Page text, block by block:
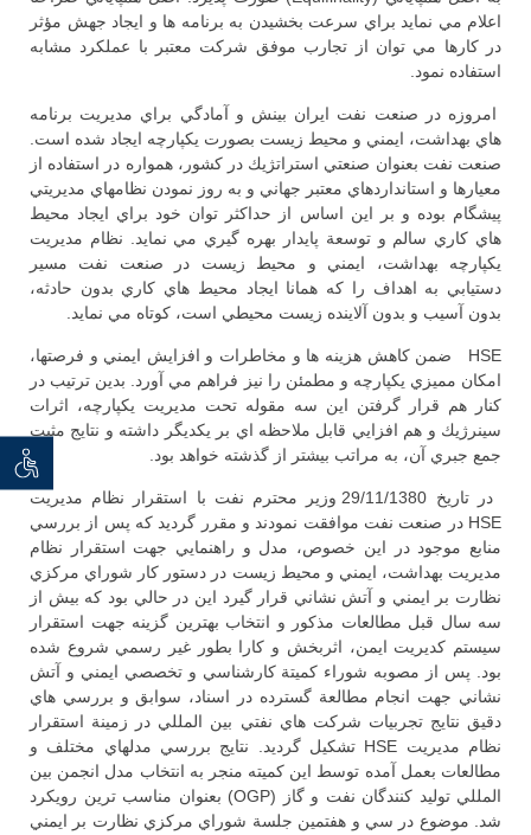
توان
اعلام مي نمايد براي سرعت بخشيدن به برنامه ها و ايجاد جهش مؤثر
در كارها مي توان از تجارب موفق شركت معتبر با عملكرد مشابه
استفاده نمود.
امروزه در صنعت نفت ايران بينش و آمادگي براي مديريت برنامه
هاي بهداشت، ايمني و محيط زيست بصورت يكپارچه ايجاد شده است.
صنعت نفت بعنوان صنعتي استراتژيك در كشور، همواره در استفاده از
معيارها و استانداردهاي معتبر جهاني و به روز نمودن نظامهاي مديريتي
پيشگام بوده و بر اين اساس از حداكثر توان خود براي ايجاد محيط
هاي كاري سالم و توسعة پايدار بهره گيري مي نمايد. نظام مديريت
يكپارچه بهداشت، ايمني و محيط زيست در صنعت نفت مسير
دستيابي به اهداف را كه همانا ايجاد محيط هاي كاري بدون حادثه،
بدون آسيب و بدون آلاينده زيست محيطي است، كوتاه مي نمايد.
HSE ضمن كاهش هزينه ها و مخاطرات و افزايش ايمني و فرصتها،
امكان مميزي يكپارچه و مطمئن را نيز فراهم مي آورد. بدين ترتيب در
كنار هم قرار گرفتن اين سه مقوله تحت مديريت يكپارچه، اثرات
سينرژيك و هم افزايي قابل ملاحظه اي بر يكديگر داشته و نتايج مثبت
جمع جبري آن، به مراتب بيشتر از گذشته خواهد بود.
در تاريخ 29/11/1380 وزير محترم نفت با استقرار نظام مديريت
HSE در صنعت نفت موافقت نمودند و مقرر گرديد كه پس از بررسي
منابع موجود در اين خصوص، مدل و راهنمايي جهت استقرار نظام
مديريت بهداشت، ايمني و محيط زيست در دستور كار شوراي مركزي
نظارت بر ايمني و آتش نشاني قرار گيرد اين در حالي بود كه بيش از
سه سال قبل مطالعات مذكور و انتخاب بهترين گزينه جهت استقرار
سيستم كديريت ايمن، اثربخش و كارا بطور غير رسمي شروع شده
بود. پس از مصوبه شوراء كميتة كارشناسي و تخصصي ايمني و آتش
نشاني جهت انجام مطالعة گسترده در اسناد، سوابق و بررسي هاي
دقيق نتايج تجربيات شركت هاي نفتي بين المللي در زمينة استقرار
نظام مديريت HSE تشكيل گرديد. نتايج بررسي مدلهاي مختلف و
مطالعات بعمل آمده توسط اين كميته منجر به انتخاب مدل انجمن بين
المللي توليد كنندگان نفت و گاز (OGP) بعنوان مناسب ترين رويكرد
شد. موضوع در سي و هفتمين جلسة شوراي مركزي نظارت بر ايمني